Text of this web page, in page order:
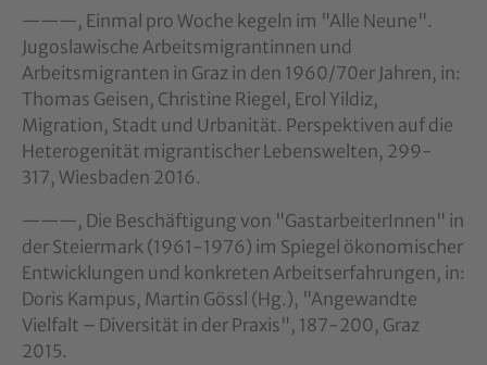
———, Einmal pro Woche kegeln im "Alle Neune".
Jugoslawische Arbeitsmigrantinnen und
Arbeitsmigranten in Graz in den 1960/70er Jahren, in:
Thomas Geisen, Christine Riegel, Erol Yildiz,
Migration, Stadt und Urbanität. Perspektiven auf die
Heterogenität migrantischer Lebenswelten, 299-
317, Wiesbaden 2016.
———, Die Beschäftigung von "GastarbeiterInnen" in
der Steiermark (1961-1976) im Spiegel ökonomischer
Entwicklungen und konkreten Arbeitserfahrungen, in:
Doris Kampus, Martin Gössl (Hg.), "Angewandte
Vielfalt – Diversität in der Praxis", 187-200, Graz
2015.